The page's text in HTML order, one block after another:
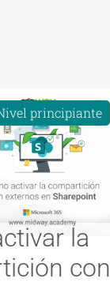
principiante
la
con